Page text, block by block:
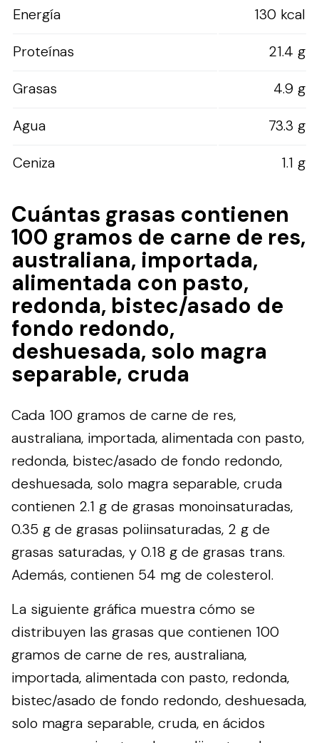
Energía
130 kcal
Proteínas
21.4 g
Grasas
4.9 g
Agua
73.3 g
Ceniza
1.1 g
Cuántas grasas contienen
100 gramos de carne de res,
australiana, importada,
alimentada con pasto,
redonda, bistec/asado de
fondo redondo,
deshuesada, solo magra
separable, cruda
Cada 100 gramos de carne de res,
australiana, importada, alimentada con pasto,
redonda, bistec/asado de fondo redondo,
deshuesada, solo magra separable, cruda
contienen 2.1 g de grasas monoinsaturadas,
0.35 g de grasas poliinsaturadas, 2 g de
grasas saturadas, y 0.18 g de grasas trans.
Además, contienen 54 mg de colesterol.
La siguiente gráfica muestra cómo se
distribuyen las grasas que contienen 100
gramos de carne de res, australiana,
importada, alimentada con pasto, redonda,
bistec/asado de fondo redondo, deshuesada,
solo magra separable, cruda, en ácidos